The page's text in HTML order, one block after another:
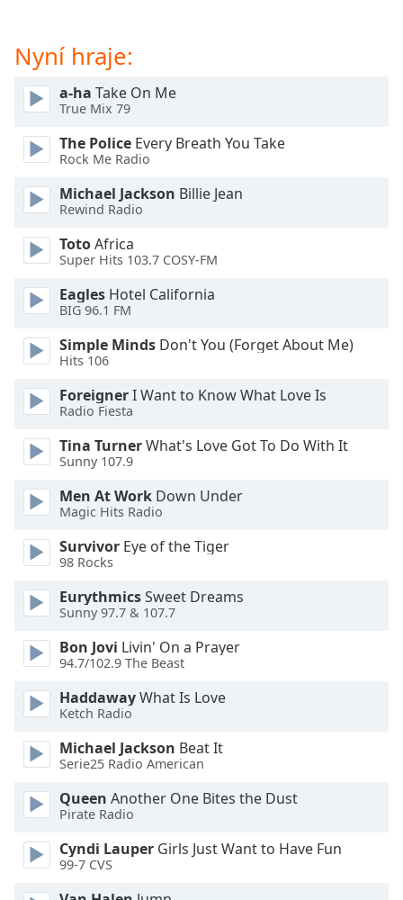
Opacity
Caption
Background
Color
Opacity
Font
Size
Text
Edge
Font
Family
Reset
Close
Modal
End
window.
Nyní hraje:
a-ha Take On Me
True Mix 79
The Police Every Breath You Take
Rock Me Radio
Michael Jackson Billie Jean
Rewind Radio
TotoAfrica
Super Hits 103.7 COSY-FM
Eagles Hotel California
BIG 96.1 FM
Simple Minds Don't You (Forget About Me)
Hits 106
ForeignerI Want to Know What Love Is
Radio Fiesta
Tina TurnerWhat's Love Got To Do With It
Sunny 107.9
Men At Work Down Under
Magic Hits Radio
Survivor Eye of the Tiger
98 Rocks
EurythmicsSweet Dreams
Sunny 97.7 & 107.7
Bon Jovi Livin' On a Prayer
94.7/102.9 The Beast
HaddawayWhat Is Love
Ketch Radio
Michael Jackson Beat It
Serie25 Radio American
Queen Another One Bites the Dust
Pirate Radio
Cyndi Lauper Girls Just Want to Have Fun
99-7 CVS